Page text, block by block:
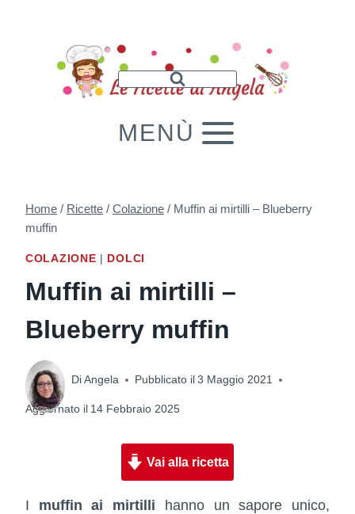
MENÙ
Home / Ricette / Colazione / Muffin ai mirtilli – Blueberry
muffin
COLAZIONE | DOLCI
Muffin ai mirtilli –
Blueberry muffin
DiAngela Pubblicato il 3 Maggio 2021
Aggiornato il 14 Febbraio 2025
Vai alla ricetta
I muffin ai mirtilli hanno un sapore unico,